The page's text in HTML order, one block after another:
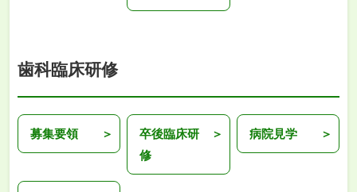
歯科臨床研修
募集要領
卒後臨床研
修
病院見学